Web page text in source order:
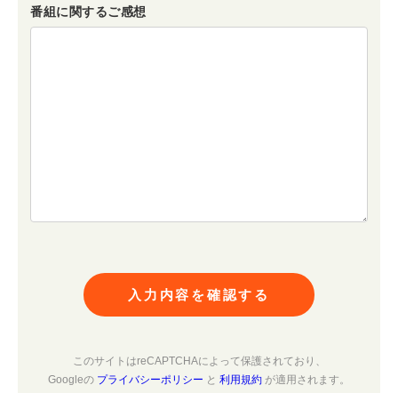
番組に関するご感想
入力内容を確認する
このサイトはreCAPTCHAによって保護されており、
Googleの プライバシーポリシー と 利用規約 が適用されます。